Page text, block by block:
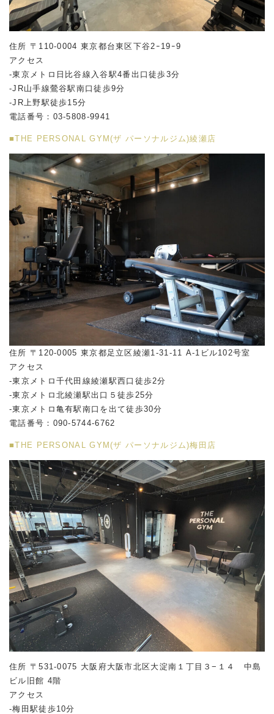
住所 〒110-0004 東京都台東区下谷2ｰ19ｰ9
アクセス
-東京メトロ日比谷線入谷駅4番出口徒歩3分
-JR山手線鶯谷駅南口徒歩9分
-JR上野駅徒歩15分
電話番号：03-5808-9941
■THE PERSONAL GYM(ザ パーソナルジム)綾瀬店
住所 〒120-0005 東京都足立区綾瀬1-31-11 A-1ビル102号室
アクセス
-東京メトロ千代田線綾瀬駅西口徒歩2分
-東京メトロ北綾瀬駅出口５徒歩25分
-東京メトロ亀有駅南口を出て徒歩30分
電話番号：090-5744-6762
■THE PERSONAL GYM(ザ パーソナルジム)梅田店
住所 〒531-0075 大阪府大阪市北区大淀南１丁目３−１４ 中島
ビル旧館 4階
アクセス
-梅田駅徒歩10分